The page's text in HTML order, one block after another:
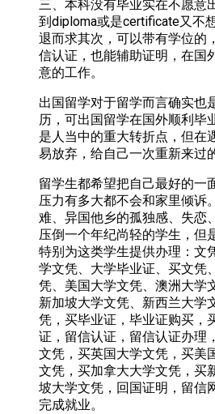
三、本科没有毕业实在不愿意
到diploma或是certificate又不
退而求其次，可以带有学位的
信认证，也能辅助证明，在国
意的工作。
出国留学对于留学而言确实也
历，可出国留学在国外顺利毕
是人当中的重大转折点，但在
易放弃，给自己一次重新来过
留学生都希望把自己最好的一
压力有多大都不会和家里倾诉
难、异国他乡的孤独感、失恋
压倒一个年纪尚轻的学生，但
特别为这类学生提供办理：文
学文凭、大学毕业证、买文凭
凭、美国大学文凭、澳洲大学
新加坡大学文凭、新西兰大学
凭，买毕业证，毕业证购买，
证，留信认证，留信认证办理
文凭，买英国大学文凭，买美
文凭，买加拿大大学文凭，买
坡大学文凭，回国证明，留信
完成就业。